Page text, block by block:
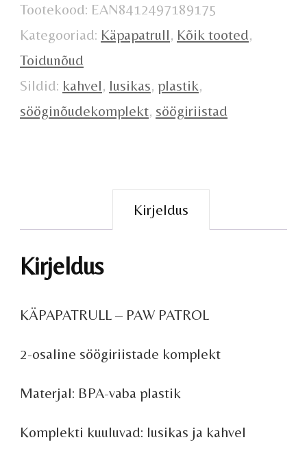
Tootekood: EAN8412497189175
Kategooriad: Käpapatrull, Kõik tooted,
Toidunõud
Sildid: kahvel, lusikas, plastik,
sööginõudekomplekt, söögiriistad
Kirjeldus
Kirjeldus
KÄPAPATRULL – PAW PATROL
2-osaline söögiriistade komplekt
Materjal: BPA-vaba plastik
Komplekti kuuluvad: lusikas ja kahvel